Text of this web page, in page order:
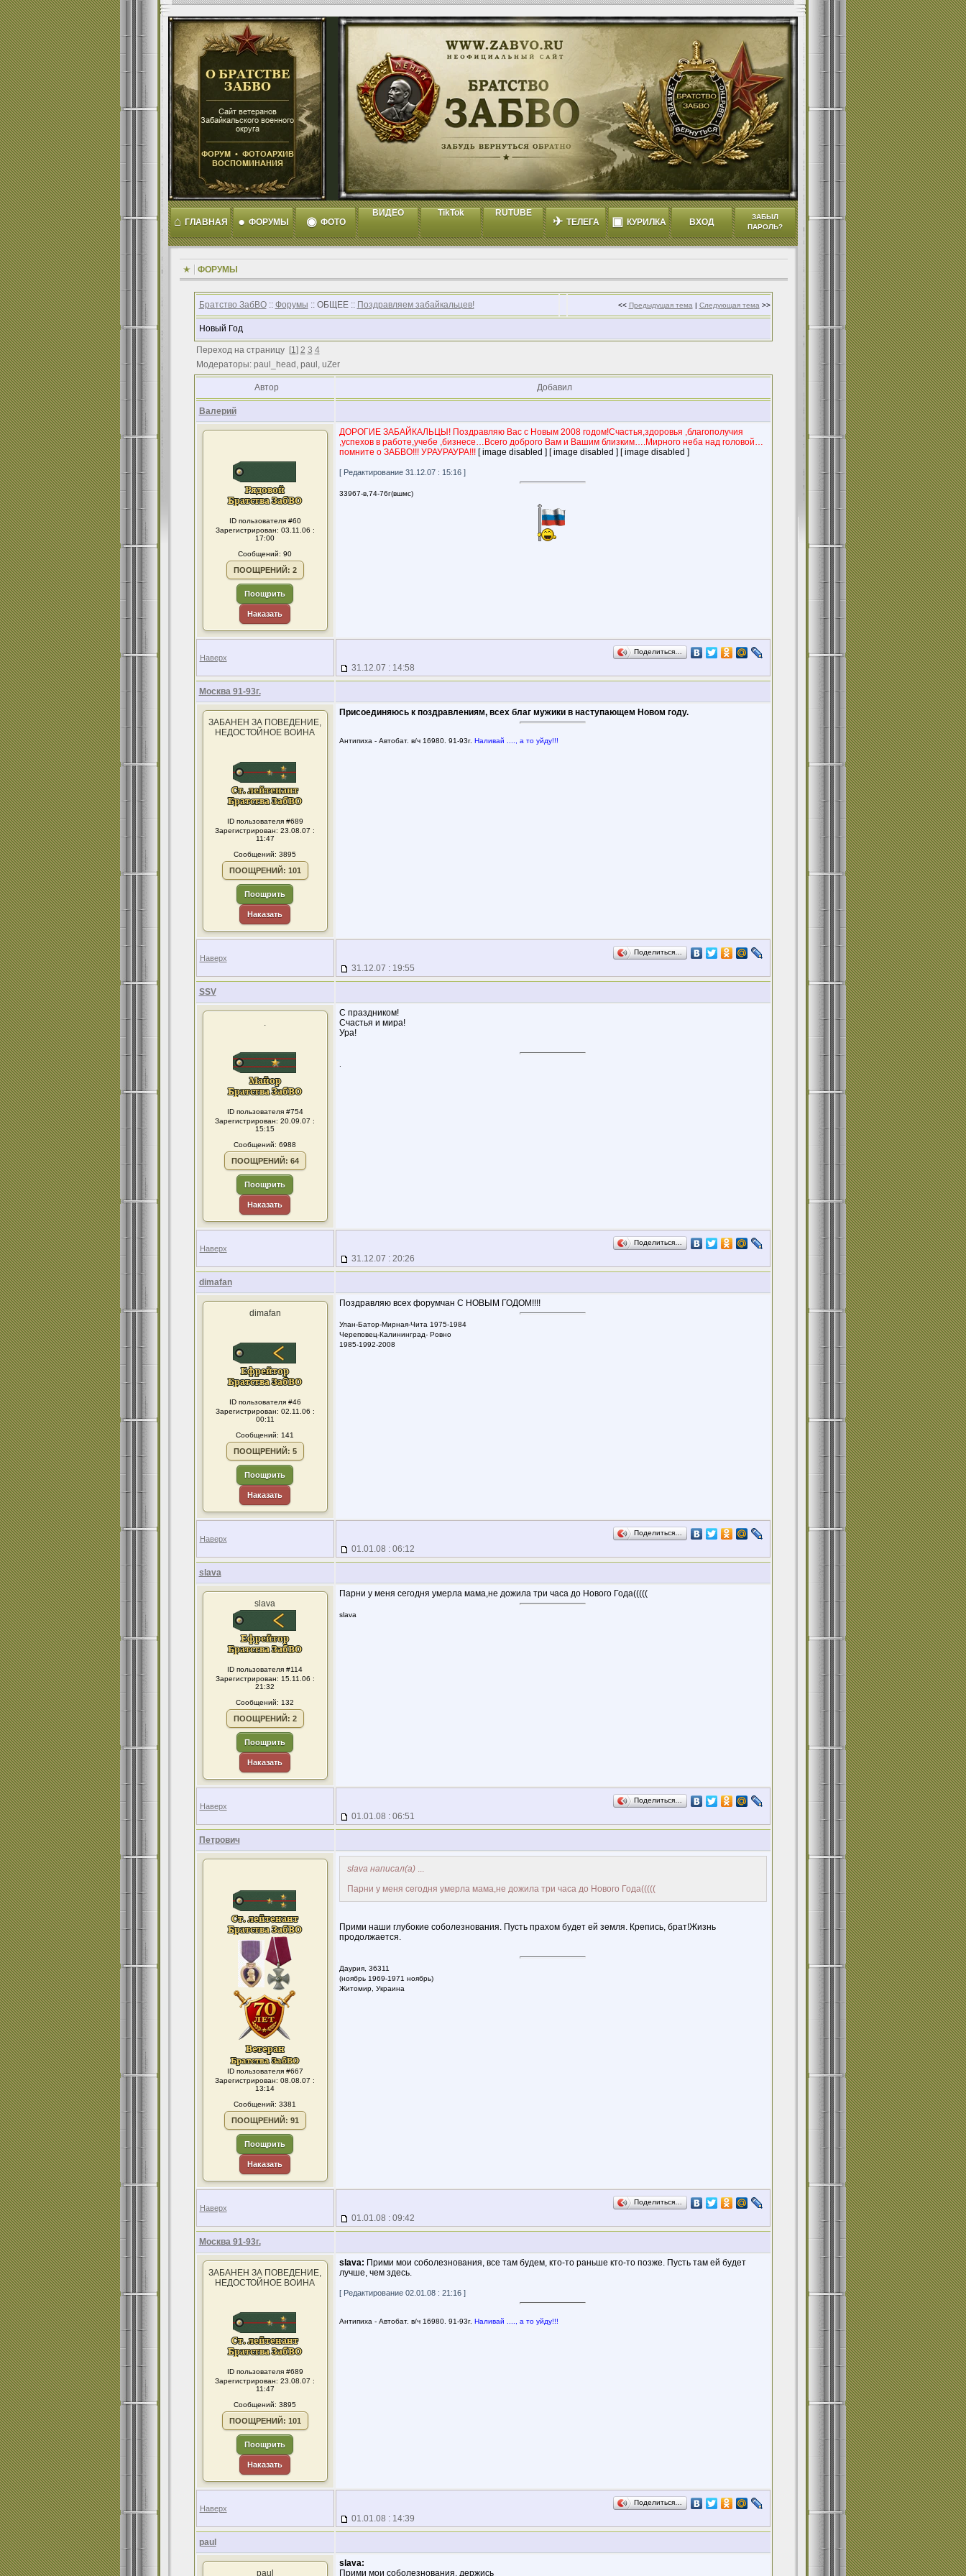
⌂ ГЛАВНАЯ ● ФОРУМЫ ◉ ФОТО
ВИДЕО TikTok RUTUBE
✈ ТЕЛЕГА ▣ КУРИЛКА ВХОД
ЗАБЫЛ
ПАРОЛЬ?
ФОРУМЫ
Братство ЗабВО:: Форумы :: ОБЩЕЕ :: Поздравляем забайкальцев! << Предыдущая тема | Следующая тема >>
Новый Год
Переход на страницу [1] 2 3 4
Модераторы: paul_head, paul, uZer
Автор Добавил
Валерий
ID пользователя #60
Зарегистрирован: 03.11.06 :
17:00
Сообщений: 90
ПООЩРЕНИЙ: 2
Поощрить
Наказать
ДОРОГИЕ ЗАБАЙКАЛЬЦЫ! Поздравляю Вас с Новым 2008 годом!Счастья,здоровья ,благополучия
,успехов в работе,учебе ,бизнесе…Всего доброго Вам и Вашим близким….Мирного неба над головой…
помните о ЗАБВО!!! УРАУРАУРА!!! [ image disabled ] [ image disabled ] [ image disabled ]
[ Редактирование 31.12.07 : 15:16 ]
33967-в,74-76г(вшмс)
Наверх
Поделиться…
31.12.07 : 14:58
Москва 91-93г.
ЗАБАНЕН ЗА ПОВЕДЕНИЕ,
НЕДОСТОЙНОЕ ВОИНА
ID пользователя #689
Зарегистрирован: 23.08.07 :
11:47
Сообщений: 3895
ПООЩРЕНИЙ: 101
Поощрить
Наказать
Присоединяюсь к поздравлениям, всех благ мужики в наступающем Новом году.
Антипиха - Автобат. в/ч 16980. 91-93г. Наливай ...., а то уйду!!!
Наверх
Поделиться…
31.12.07 : 19:55
SSV
.
ID пользователя #754
Зарегистрирован: 20.09.07 :
15:15
Сообщений: 6988
ПООЩРЕНИЙ: 64
Поощрить
Наказать
C праздником!
Счастья и мира!
Ура!
Наверх
Поделиться…
31.12.07 : 20:26
dimafan
dimafan
ID пользователя #46
Зарегистрирован: 02.11.06 :
00:11
Сообщений: 141
ПООЩРЕНИЙ: 5
Поощрить
Наказать
Поздравляю всех форумчан С НОВЫМ ГОДОМ!!!!
Улан-Батор-Мирная-Чита 1975-1984
Череповец-Калининград- Ровно
1985-1992-2008
Наверх
Поделиться…
01.01.08 : 06:12
slava
slava
ID пользователя #114
Зарегистрирован: 15.11.06 :
21:32
Сообщений: 132
ПООЩРЕНИЙ: 2
Поощрить
Наказать
Парни у меня сегодня умерла мама,не дожила три часа до Нового Года(((((
slava
Наверх
Поделиться…
01.01.08 : 06:51
Петрович
ID пользователя #667
Зарегистрирован: 08.08.07 :
13:14
Сообщений: 3381
ПООЩРЕНИЙ: 91
Поощрить
Наказать
slava написал(а)...
Парни у меня сегодня умерла мама,не дожила три часа до Нового Года(((((
Прими наши глубокие соболезнования. Пусть прахом будет ей земля. Крепись, брат!Жизнь
продолжается.
Даурия, 36311
(ноябрь 1969-1971 ноябрь)
Житомир, Украина
Наверх
Поделиться…
01.01.08 : 09:42
Москва 91-93г.
ЗАБАНЕН ЗА ПОВЕДЕНИЕ,
НЕДОСТОЙНОЕ ВОИНА
ID пользователя #689
Зарегистрирован: 23.08.07 :
11:47
Сообщений: 3895
ПООЩРЕНИЙ: 101
Поощрить
Наказать
slava: Прими мои соболезнования, все там будем, кто-то раньше кто-то позже. Пусть там ей будет
лучше, чем здесь.
[ Редактирование 02.01.08 : 21:16 ]
Антипиха - Автобат. в/ч 16980. 91-93г. Наливай ...., а то уйду!!!
Наверх
Поделиться…
01.01.08 : 14:39
paul
paul
slava:
Прими мои соболезнования, держись